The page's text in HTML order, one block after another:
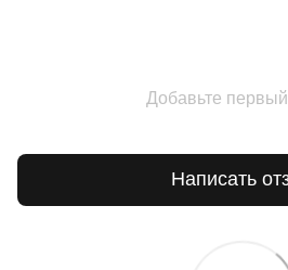
Добавьте
Написать